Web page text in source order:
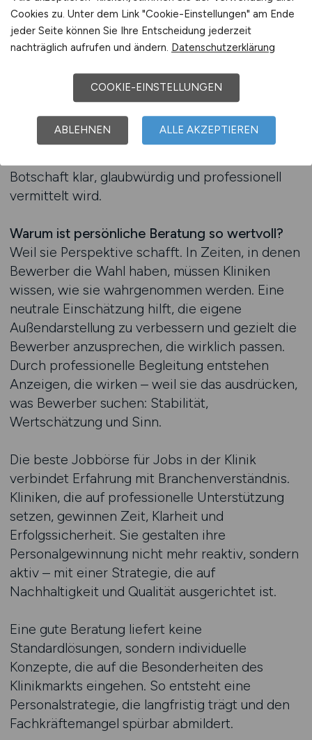
Eine individuelle Analyse der Klinikstruktur, der
Personalbedarfe und der Arbeitgebermarke
haben ungenutztes Potenzial, das sich durch
gezielte Kommunikation aktivieren lässt. Dabei
spielt es keine Rolle, ob es um Pflege,
Verwaltung oder medizinisch-technisches
Botschaft klar, glaubwürdig und professionell
vermittelt wird.
Warum ist persönliche Beratung so wertvoll?
Weil sie Perspektive schafft. In Zeiten, in denen
Bewerber die Wahl haben, müssen Kliniken
wissen, wie sie wahrgenommen werden. Eine
neutrale Einschätzung hilft, die eigene
Außendarstellung zu verbessern und gezielt die
Bewerber anzusprechen, die wirklich passen.
Durch professionelle Begleitung entstehen
Anzeigen, die wirken – weil sie das ausdrücken,
was Bewerber suchen: Stabilität,
Wertschätzung und Sinn.
Die beste Jobbörse für Jobs in der Klinik
verbindet Erfahrung mit Branchenverständnis.
Kliniken, die auf professionelle Unterstützung
setzen, gewinnen Zeit, Klarheit und
Erfolgssicherheit. Sie gestalten ihre
Personalgewinnung nicht mehr reaktiv, sondern
aktiv – mit einer Strategie, die auf
Nachhaltigkeit und Qualität ausgerichtet ist.
Eine gute Beratung liefert keine
Standardlösungen, sondern individuelle
Konzepte, die auf die Besonderheiten des
Klinikmarkts eingehen. So entsteht eine
Personalstrategie, die langfristig trägt und den
Fachkräftemangel spürbar abmildert.
Cookies zu. Unter dem Link "Cookie-Einstellungen" am Ende
jeder Seite können Sie Ihre Entscheidung jederzeit
nachträglich aufrufen und ändern. Datenschutzerklärung
COOKIE-EINSTELLUNGEN
ABLEHNEN ALLE AKZEPTIEREN